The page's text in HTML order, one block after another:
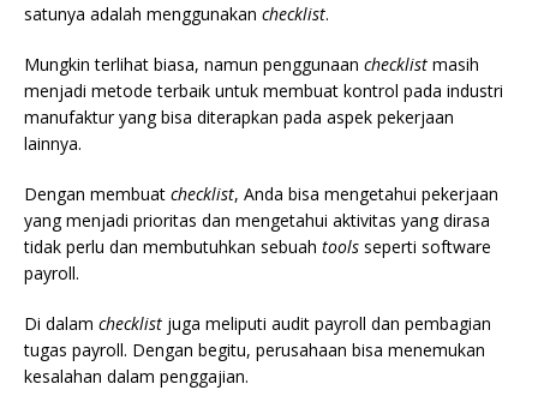
satunya adalah menggunakan checklist.
Mungkin terlihat biasa, namun penggunaan checklist masih
menjadi metode terbaik untuk membuat kontrol pada industri
manufaktur yang bisa diterapkan pada aspek pekerjaan
lainnya.
Dengan membuat checklist, Anda bisa mengetahui pekerjaan
yang menjadi prioritas dan mengetahui aktivitas yang dirasa
tidak perlu dan membutuhkan sebuah tools seperti software
payroll.
Di dalam checklist juga meliputi audit payroll dan pembagian
tugas payroll. Dengan begitu, perusahaan bisa menemukan
kesalahan dalam penggajian.